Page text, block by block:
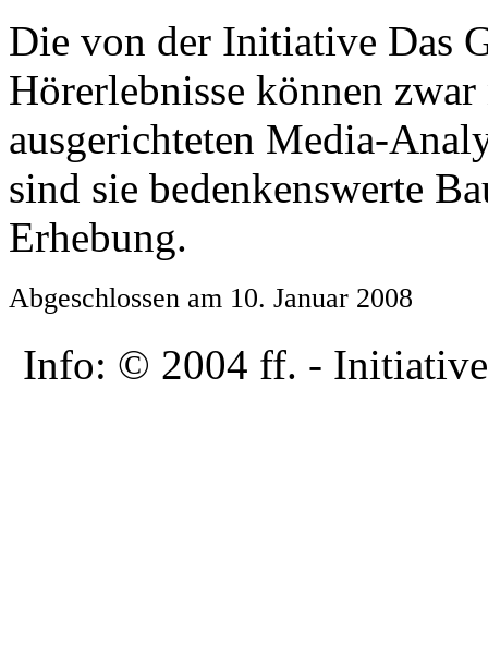
Die von der Initiative Das
Hörerlebnisse können
ausgerichteten Media-
sind sie bedenkenswerte
Erhebung.
Abgeschlossen am 10. Januar 2008
Info: © 2004 ff. -